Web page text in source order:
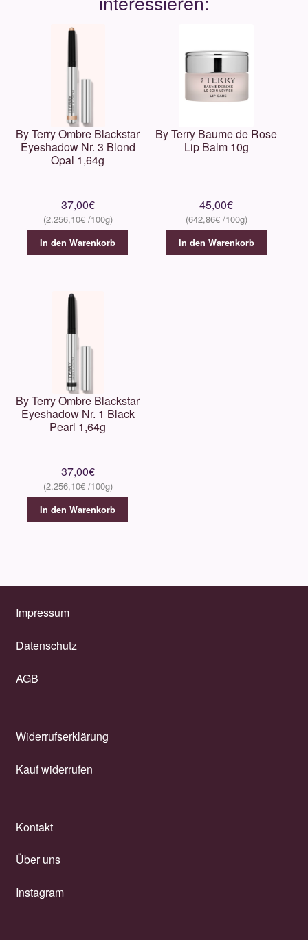
By Terry Ombre Blackstar
Eyeshadow Nr. 3 Blond
Opal 1,64g
37,00€
2.256,10€
In den Warenkorb
By Terry Baume de Rose
Lip Balm 10g
45,00€
642,86€
In den Warenkorb
By Terry Ombre Blackstar
Eyeshadow Nr. 1 Black
Pearl 1,64g
37,00€
2.256,10€
In den Warenkorb
Impressum
Datenschutz
AGB
Widerrufserklärung
Kauf widerrufen
Kontakt
Über uns
Instagram